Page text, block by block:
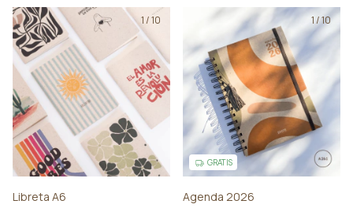
1/10
Libreta A6
1/10
GRATIS
Agenda 2026